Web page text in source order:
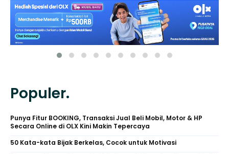
Populer.
Punya Fitur BOOKING, Transaksi Jual Beli Mobil, Motor & HP
Secara Online di OLX Kini Makin Tepercaya
50 Kata-kata Bijak Berkelas, Cocok untuk Motivasi